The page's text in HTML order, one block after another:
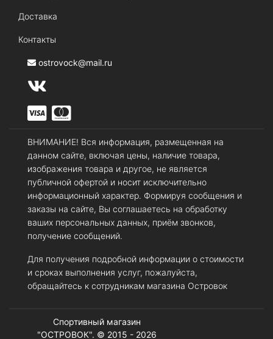
Доставка
Контакты
ostrovock@mail.ru
ВНИМАНИЕ! Вся информация, размещенная на
данном сайте, включая цены, наличие товара,
изображения товара и другое, не является
публичной офертой и носит исключительно
информационный характер. Формируя сообщения и
заказы на сайте, Вы соглашаетесь на обработку
ваших персональных данных, приём звонков,
получение сообщений.
Для получения подробной информации о стоимости
и сроках выполнения услуг, пожалуйста,
обращайтесь к сотрудникам магазина Островок
Спортивный магазин
"ОСТРОВОК". © 2015 - 2026